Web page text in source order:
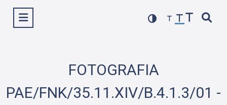
Wyświetl menu
FOTOGRAFIA
PAE/FNK/35.11.XIV/B.4.1.3/01 -